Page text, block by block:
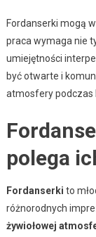
Fordanserki mogą
praca wymaga nie
umiejętności
być otwarte i
atmosfery podczas
polega
Fordanserki to
różnorodnych
żywiołowej